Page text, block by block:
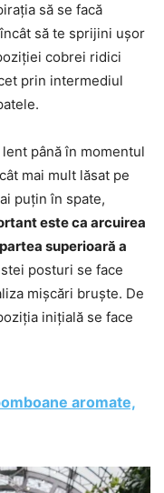
să se facă
să te sprijini ușor
cobrei ridici
prin intermediul
până în momentul
mai mult lăsat pe
puțin în spate,
este ca arcuirea
superioară a
posturi se face
mișcări bruște. De
inițială se face
aromate,